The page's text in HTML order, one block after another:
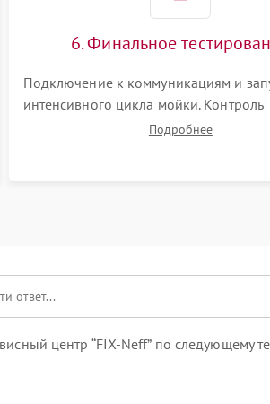
6. Финальное
Подключение к коммуникациям и
интенсивного цикла мойки. Контроль
корректного залива, нагрева воды до
Подробнее
центр “FIX-Neff” по следующему